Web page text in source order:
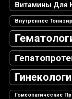
Витамины Для
Внутреннее
Гомеопатические